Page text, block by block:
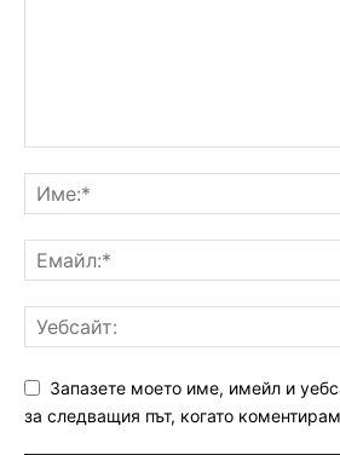
Запазете моето име, имейл и
за следващия път, когато